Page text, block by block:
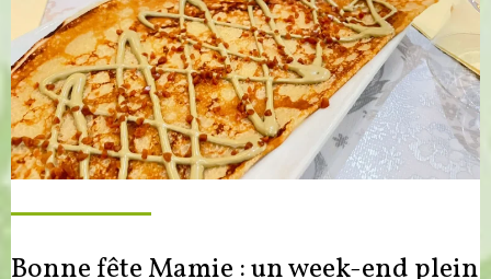
Bonne fête Mamie : un week-end plein